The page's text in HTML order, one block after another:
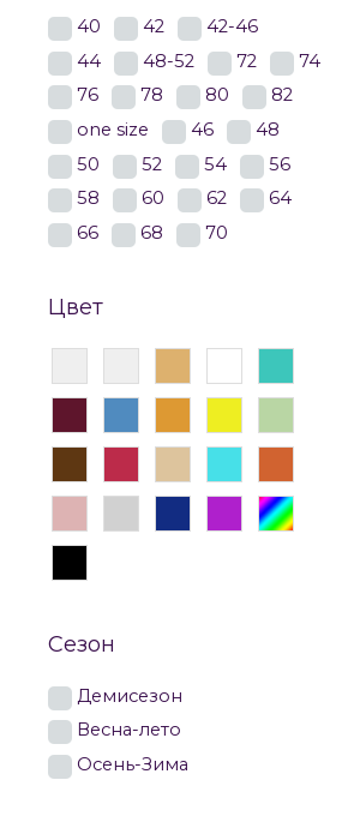
40 42
42-46
44
48-52 72
74
76
78 80
82
one size
46
48
50
52 54
56
58
60 62
64
66
68 70
Цвет
Сезон
Демисезон
Весна-лето
Осень-Зима